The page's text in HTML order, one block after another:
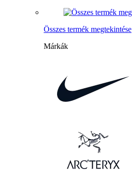
Összes termék megtekintése
Márkák